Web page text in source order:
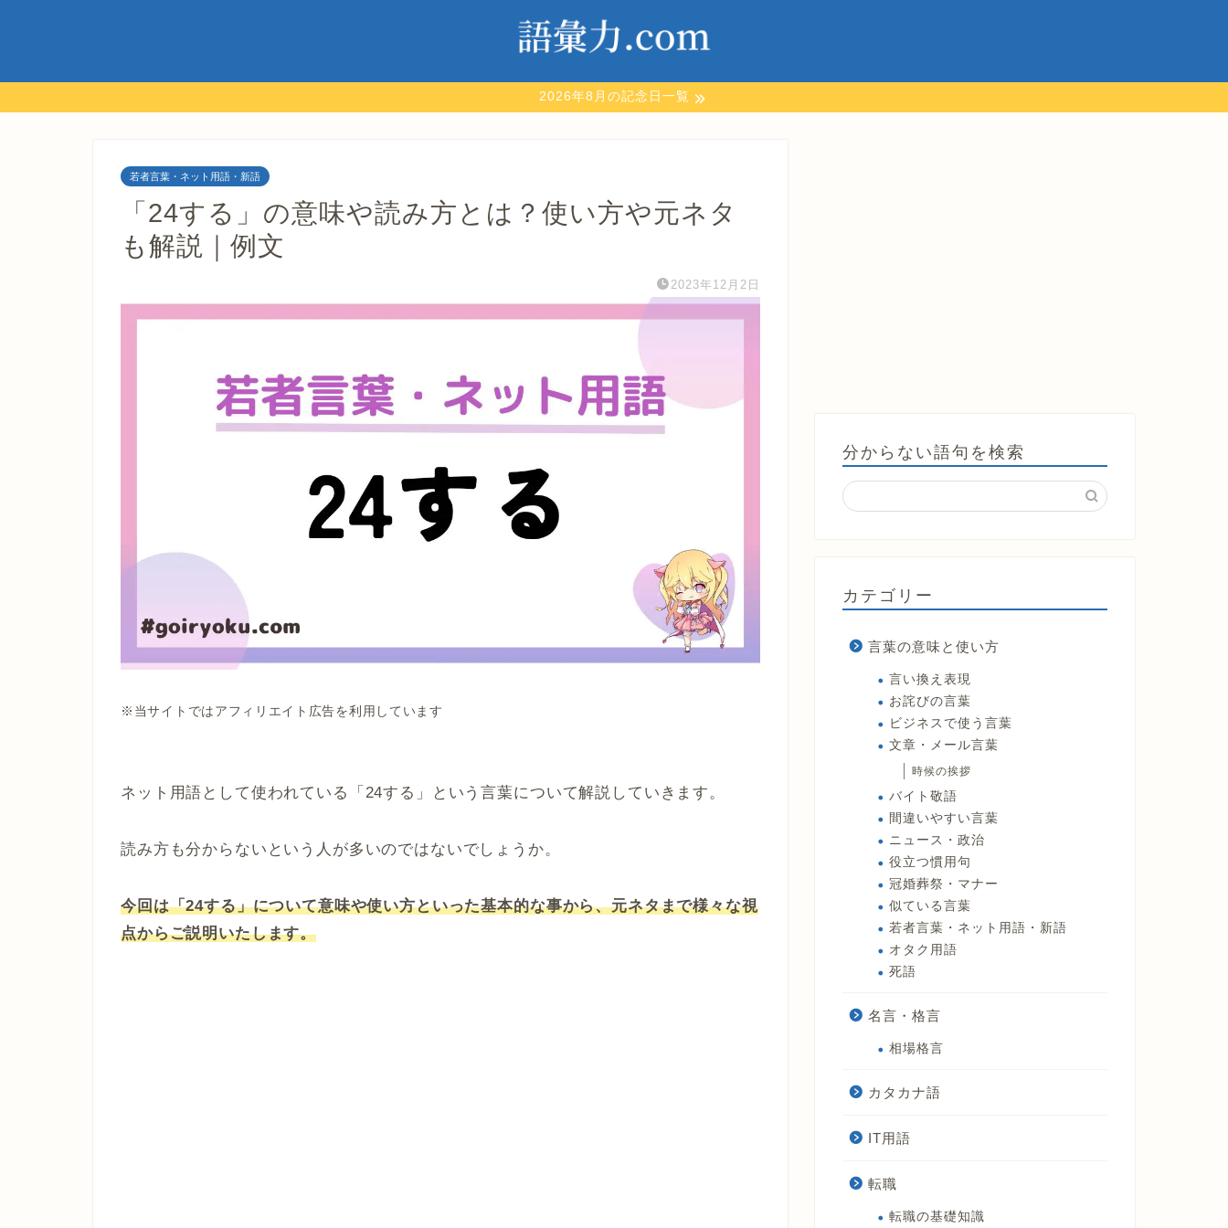
2026年8月の記念日一覧
若者言葉・ネット用語・新語
「24する」の意味や読み方とは？使い方や元ネタ
も解説｜例文
2023年12月2日
※当サイトではアフィリエイト広告を利用しています
ネット用語として使われている「24する」という言葉について解説していきます。
読み方も分からないという人が多いのではないでしょうか。
今回は「24する」について意味や使い方といった基本的な事から、元ネタまで様々な視
点からご説明いたします。
分からない語句を検索
カテゴリー
言葉の意味と使い方
言い換え表現
お詫びの言葉
ビジネスで使う言葉
文章・メール言葉
時候の挨拶
バイト敬語
間違いやすい言葉
ニュース・政治
役立つ慣用句
冠婚葬祭・マナー
似ている言葉
若者言葉・ネット用語・新語
オタク用語
死語
名言・格言
相場格言
カタカナ語
IT用語
転職
転職の基礎知識